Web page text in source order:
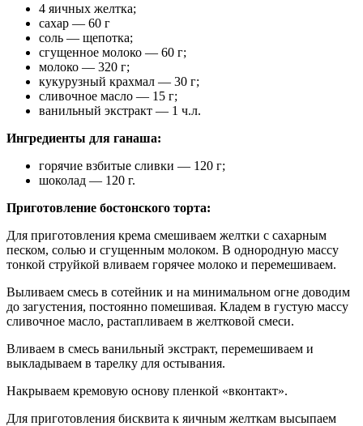
4 яичных желтка;
сахар — 60 г
соль — щепотка;
сгущенное молоко — 60 г;
молоко — 320 г;
кукурузный крахмал — 30 г;
сливочное масло — 15 г;
ванильный экстракт — 1 ч.л.
Ингредиенты для ганаша:
горячие взбитые сливки — 120 г;
шоколад — 120 г.
Приготовление бостонского торта:
Для приготовления крема смешиваем желтки с сахарным
песком, солью и сгущенным молоком. В однородную массу
тонкой струйкой вливаем горячее молоко и перемешиваем.
Выливаем смесь в сотейник и на минимальном огне доводим
до загустения, постоянно помешивая. Кладем в густую массу
сливочное масло, растапливаем в желтковой смеси.
Вливаем в смесь ванильный экстракт, перемешиваем и
выкладываем в тарелку для остывания.
Накрываем кремовую основу пленкой «вконтакт».
Для приготовления бисквита к яичным желткам высыпаем